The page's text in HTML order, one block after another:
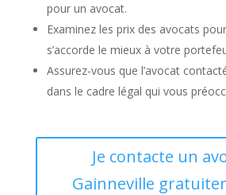
pour un avocat.
Examinez les prix des avocats
s’accorde le mieux à votre
Assurez-vous que l’avocat
dans le cadre légal qui vous
Je contacte un
Gainneville